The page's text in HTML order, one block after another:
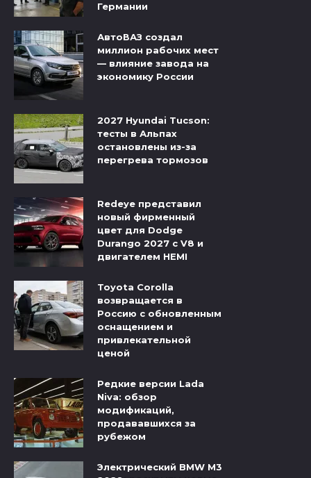
Германии
АвтоВАЗ создал
миллион рабочих мест
— влияние завода на
экономику России
2027 Hyundai Tucson:
тесты в Альпах
остановлены из-за
перегрева тормозов
Redeye представил
новый фирменный
цвет для Dodge
Durango 2027 с V8 и
двигателем HEMI
Toyota Corolla
возвращается в
Россию с обновленным
оснащением и
привлекательной
ценой
Редкие версии Lada
Niva: обзор
модификаций,
продававшихся за
рубежом
Электрический BMW M3